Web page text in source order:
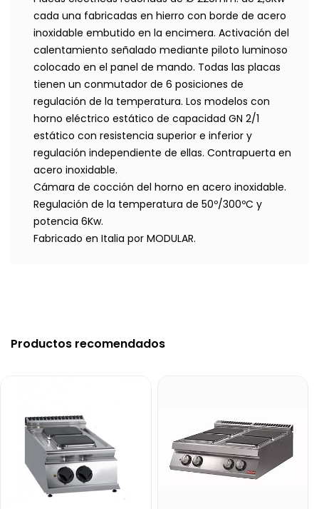
cada una fabricadas en hierro con borde de acero
inoxidable embutido en la encimera. Activación del
calentamiento señalado mediante piloto luminoso
colocado en el panel de mando. Todas las placas
tienen un conmutador de 6 posiciones de
regulación de la temperatura. Los modelos con
horno eléctrico estático de capacidad GN 2/1
estático con resistencia superior e inferior y
regulación independiente de ellas. Contrapuerta en
acero inoxidable.
Cámara de cocción del horno en acero inoxidable.
Regulación de la temperatura de 50º/300ºC y
potencia 6Kw.
Fabricado en Italia por MODULAR.
Productos recomendados